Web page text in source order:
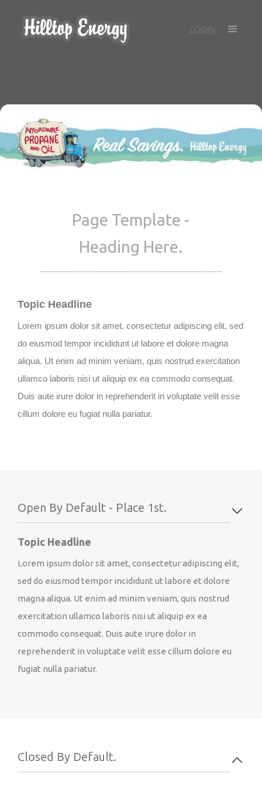
LOGIN
Page Template -
Heading Here.
Topic Headline
Lorem ipsum dolor sit amet, consectetur adipiscing elit, sed
do eiusmod tempor incididunt ut labore et dolore magna
aliqua. Ut enim ad minim veniam, quis nostrud exercitation
ullamco laboris nisi ut aliquip ex ea commodo consequat.
Duis aute irure dolor in reprehenderit in voluptate velit esse
cillum dolore eu fugiat nulla pariatur.
Open By Default - Place 1st.
Topic Headline
Lorem ipsum dolor sit amet, consectetur adipiscing elit,
sed do eiusmod tempor incididunt ut labore et dolore
magna aliqua. Ut enim ad minim veniam, quis nostrud
exercitation ullamco laboris nisi ut aliquip ex ea
commodo consequat. Duis aute irure dolor in
reprehenderit in voluptate velit esse cillum dolore eu
fugiat nulla pariatur.
Closed By Default.